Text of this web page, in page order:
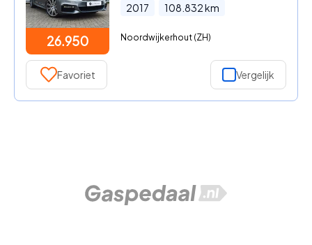
26.950
2017 108.832km
Noordwijkerhout (ZH)
Favoriet Vergelijk